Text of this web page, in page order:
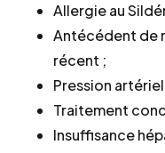
Allergie au
Antécédent de
récent ;
Pression
Traitement
Insuffisance